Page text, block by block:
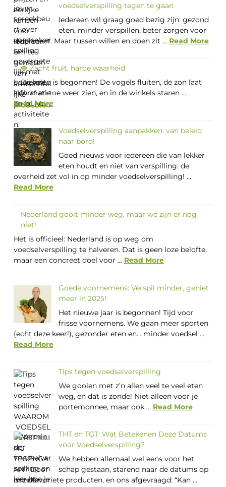
voedselverspilling tegen te gaan
Iedereen wil graag goed bezig zijn: gezond
eten, minder verspillen, beter zorgen voor
de planeet. Maar tussen willen en doen zit ... Read More
🍓 Zacht fruit, harde waarheid
De lente is begonnen! De vogels fluiten, de zon laat
zich af en toe weer zien, en in de winkels staren ...
Read More
Voedselverspilling aanpakken: van beleid
naar bord!
Goed nieuws voor iedereen die van lekker
eten houdt en niet van verspilling: de
overheid zet vol in op minder voedselverspilling! ...
Read More
Nederland gooit minder weg, maar we zijn er nog
niet!
Het is officieel: Nederland is op weg om
voedselverspilling te halveren. Dat is geen loze belofte,
maar een concreet doel voor ... Read More
Goede voornemens: Verspil minder, geniet
meer in 2025!
Het nieuwe jaar is begonnen! Tijd voor
frisse voornemens. We gaan meer sporten
(echt deze keer!), gezonder eten en… minder voedsel ...
Read More
Tips tegen voedselverspilling
We gooien met z’n allen veel te veel eten
weg, en dat is zonde! Niet alleen voor je
portemonnee, maar ook ... Read More
THT en TGT: Wat Betekenen Deze Datums
voor Voedselverspilling?
We hebben allemaal wel eens voor het
schap gestaan, starend naar de datums op
onze favoriete producten, en ons afgevraagd: “Kan ...